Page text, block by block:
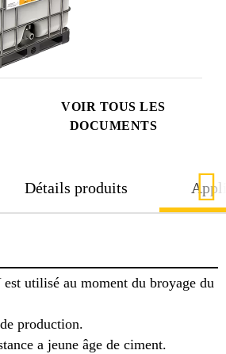
VOIR TOUS LES
DOCUMENTS
Détails produits
utilisé au moment du broyage du
production.
a jeune âge de ciment.